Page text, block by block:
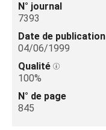
N° journal
7393
Date de publication
04/06/1999
Qualité
100%
N° de page
845